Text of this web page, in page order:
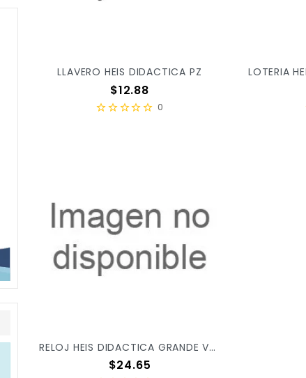
LLAVERO HEIS DIDACTICA PZ
Precio
$12.88
0
RELOJ HEIS DIDACTICA GRANDE VAR/MOD C/4PZ
Precio
$24.65